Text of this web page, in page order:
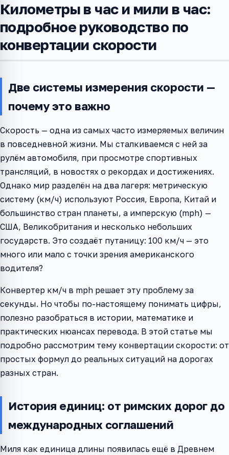
Километры в час и мили в час:
подробное руководство по
конвертации скорости
Две системы измерения скорости —
почему это важно
Скорость — одна из самых часто измеряемых величин
в повседневной жизни. Мы сталкиваемся с ней за
рулём автомобиля, при просмотре спортивных
трансляций, в новостях о рекордах и достижениях.
Однако мир разделён на два лагеря: метрическую
систему (км/ч) используют Россия, Европа, Китай и
большинство стран планеты, а имперскую (mph) —
США, Великобритания и несколько небольших
государств. Это создаёт путаницу: 100 км/ч — это
много или мало с точки зрения американского
водителя?
Конвертер км/ч в mph решает эту проблему за
секунды. Но чтобы по-настоящему понимать цифры,
полезно разобраться в истории, математике и
практических нюансах перевода. В этой статье мы
подробно рассмотрим тему конвертации скорости: от
простых формул до реальных ситуаций на дорогах
разных стран.
История единиц: от римских дорог до
международных соглашений
Миля как единица длины появилась ещё в Древнем